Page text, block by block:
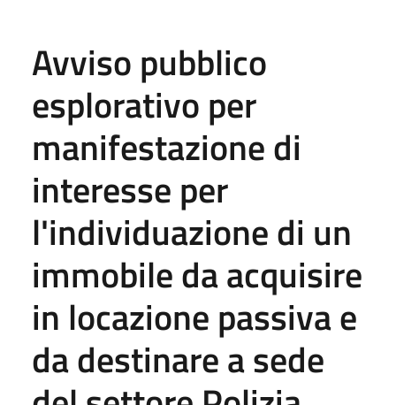
Avviso pubblico
esplorativo per
manifestazione di
interesse per
l'individuazione di un
immobile da acquisire
in locazione passiva e
da destinare a sede